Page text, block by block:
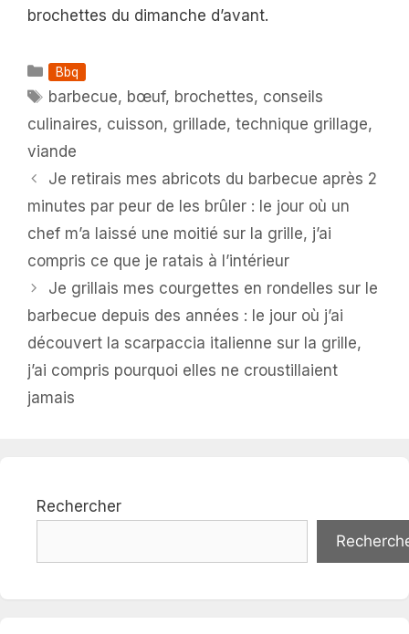
brochettes du dimanche d’avant.
Catégories
Bbq
Étiquettes
barbecue, bœuf, brochettes, conseils
culinaires, cuisson, grillade, technique grillage,
viande
Je retirais mes abricots du barbecue après 2
minutes par peur de les brûler : le jour où un
chef m’a laissé une moitié sur la grille, j’ai
compris ce que je ratais à l’intérieur
Je grillais mes courgettes en rondelles sur le
barbecue depuis des années : le jour où j’ai
découvert la scarpaccia italienne sur la grille,
j’ai compris pourquoi elles ne croustillaient
jamais
Rechercher